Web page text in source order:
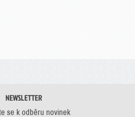
NEWSLETTER
se k odběru novinek